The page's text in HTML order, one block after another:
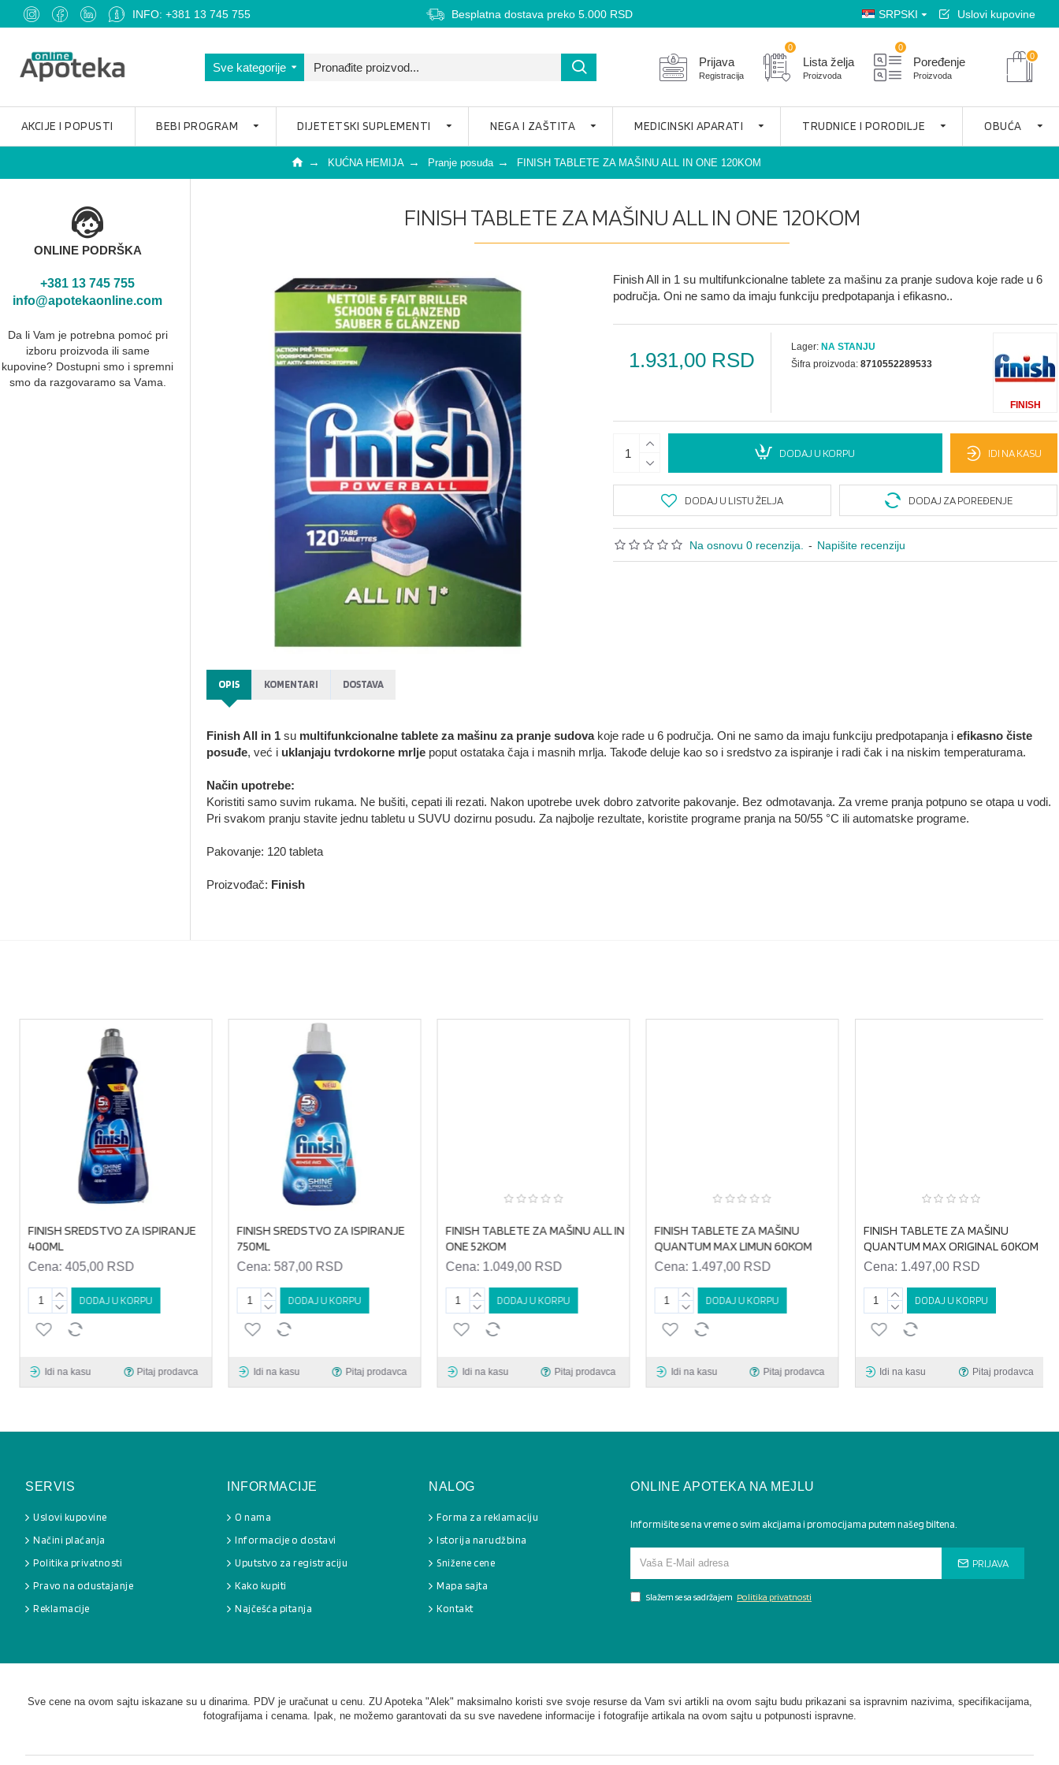
INFO: +381 13 745 755 Besplatna dostava preko 5.000 RSD SRPSKI Uslovi kupovine
Sve kategorije Prijava
Registracija
Lista želja
Proizvoda
0
Poređenje
Proizvoda
0
0
AKCIJE I POPUSTI BEBI PROGRAM DIJETETSKI SUPLEMENTI NEGA I ZAŠTITA MEDICINSKI APARATI TRUDNICE I PORODILJE OBUĆA
KUĆNA HEMIJA Pranje posuđa FINISH TABLETE ZA MAŠINU ALL IN ONE 120KOM
ONLINE PODRŠKA
+381 13 745 755
info@apotekaonline.com
Da li Vam je potrebna pomoć pri
izboru proizvoda ili same
kupovine? Dostupni smo i spremni
smo dа rаzgovаrаmo sа Vаmа.
FINISH TABLETE ZA MAŠINU ALL IN ONE 120KOM
Finish All in 1 su multifunkcionalne tablete za mašinu za pranje sudova koje rade u 6
područja. Oni ne samo da imaju funkciju predpotapanja i efikasno..
Na osnovu 0 recenzija. - Napišite recenziju
1.931,00 RSD
Lager: NA STANJU
Šifra proizvoda: 8710552289533
FINISH
DODAJ U KORPU IDI NA KASU
DODAJ U LISTU ŽELJA DODAJ ZA POREĐENJE
OPIS KOMENTARI DOSTAVA
Finish All in 1 su multifunkcionalne tablete za mašinu za pranje sudovakoje rade u 6 područja. Oni ne samo da imaju funkciju predpotapanja i efikasno čiste
posuđe, već i uklanjaju tvrdokorne mrlje poput ostataka čaja i masnih mrlja. Takođe deluje kao so i sredstvo za ispiranje i radi čak i na niskim temperaturama.
Način upotrebe:
Koristiti samo suvim rukama. Ne bušiti, cepati ili rezati. Nakon upotrebe uvek dobro zatvorite pakovanje. Bez odmotavanja. Za vreme pranja potpuno se otapa u vodi.
Pri svakom pranju stavite jednu tabletu u SUVU dozirnu posudu. Za najbolje rezultate, koristite programe pranja na 50/55 °C ili automatske programe.
Pakovanje: 120 tableta
Proizvođač: Finish
FINISH SREDSTVO ZA ISPIRANJE
400ML
Cena:405,00 RSD
DODAJ U KORPU
Idi na kasu Pitaj prodavca
FINISH SREDSTVO ZA ISPIRANJE
750ML
Cena:587,00 RSD
DODAJ U KORPU
Idi na kasu Pitaj prodavca
FINISH TABLETE ZA MAŠINU ALL IN
ONE 52KOM
Cena:1.049,00 RSD
DODAJ U KORPU
Idi na kasu Pitaj prodavca
FINISH TABLETE ZA MAŠINU
QUANTUM MAX LIMUN 60KOM
Cena:1.497,00 RSD
DODAJ U KORPU
Idi na kasu Pitaj prodavca
FINISH TABLETE ZA MAŠINU
QUANTUM MAX ORIGINAL 60KOM
Cena:1.497,00 RSD
DODAJ U KORPU
Idi na kasu Pitaj prodavca
SERVIS
Uslovi kupovine
Načini plaćanja
Politika privatnosti
Pravo na odustajanje
Reklamacije
INFORMACIJE
O nama
Informacije o dostavi
Uputstvo za registraciju
Kako kupiti
Najčešća pitanja
NALOG
Forma za reklamaciju
Istorija narudžbina
Snižene cene
Mapa sajta
Kontakt
ONLINE APOTEKA NA MEJLU
Informišite se na vreme o svim akcijama i promocijama putem našeg biltena.
PRIJAVA
Slažem se sa sadržajem Politika privatnosti
Sve cene na ovom sajtu iskazane su u dinarima. PDV je uračunat u cenu. ZU Apoteka "Alek" maksimalno koristi sve svoje resurse da Vam svi artikli na ovom sajtu budu prikazani sa ispravnim nazivima, specifikacijama,
fotografijama i cenama. Ipak, ne možemo garantovati da su sve navedene informacije i fotografije artikala na ovom sajtu u potpunosti ispravne.